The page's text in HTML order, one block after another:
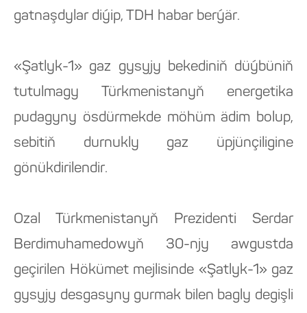
gatnaşdylar diýip, TDH habar berýär.
«Şatlyk-1» gaz gysyjy bekediniň düýbüniň
tutulmagy Türkmenistanyň energetika
pudagyny ösdürmekde möhüm ädim bolup,
sebitiň durnukly gaz üpjünçiligine
gönükdirilendir.
Ozal Türkmenistanyň Prezidenti Serdar
Berdimuhamedowyň 30-njy awgustda
geçirilen Hökümet mejlisinde «Şatlyk-1» gaz
gysyjy desgasyny gurmak bilen bagly degişli